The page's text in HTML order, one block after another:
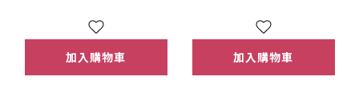
加入購物車 加入購物車